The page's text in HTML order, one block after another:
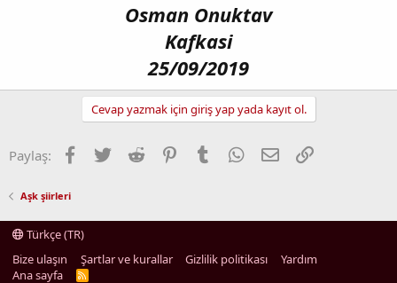
Osman Onuktav
Kafkasi
25/09/2019
Cevap yazmak için giriş yap yada kayıt ol.
Paylaş: Facebook
TwitterReddit PinterestTumblrWhatsApp
E-postaLink
Aşk şiirleri
Türkçe (TR)
Bize ulaşın
Şartlar ve kurallar Gizlilik politikası
Yardım
Ana sayfa
R